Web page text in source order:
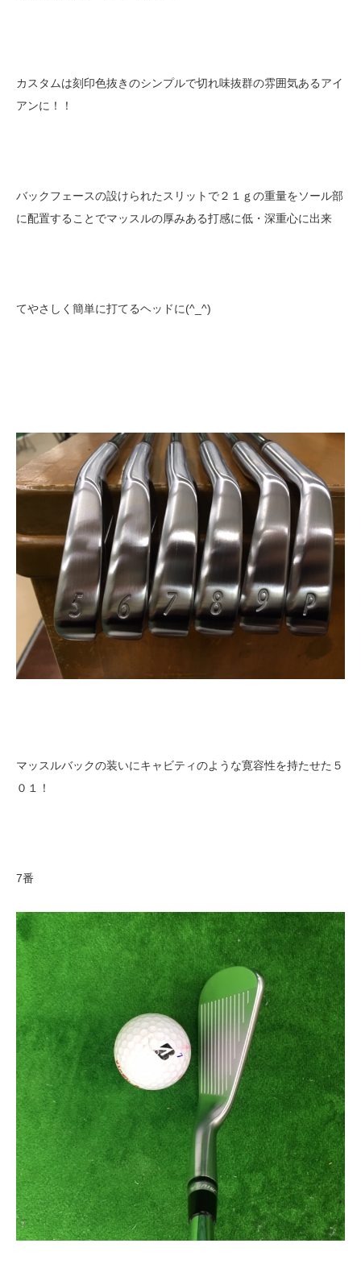
カスタムは刻印色抜きのシンプルで切れ味抜群の雰囲気あるアイ
アンに！！
バックフェースの設けられたスリットで２１ｇの重量をソール部
に配置することでマッスルの厚みある打感に低・深重心に出来
てやさしく簡単に打てるヘッドに(^_^)
マッスルバックの装いにキャビティのような寛容性を持たせた５
０１！
7番